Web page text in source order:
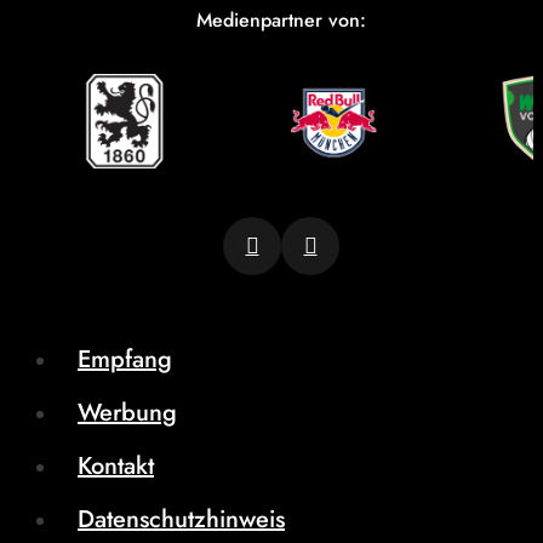
Medienpartner von:
Empfang
Werbung
Kontakt
Datenschutzhinweis